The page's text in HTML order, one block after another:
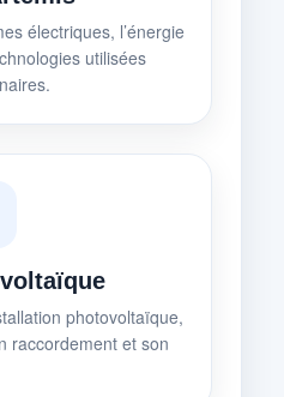
électriques, l’énergie
utilisées
photovoltaïque,
raccordement et son